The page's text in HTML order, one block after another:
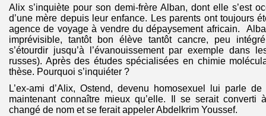
Alix s’inquiète pour son demi-frère Alban, dont elle s’est
d’une mère depuis leur enfance. Les parents ont toujours
agence de voyage à vendre du dépaysement africain.
imprévisible, tantôt bon élève tantôt cancre, peu
s’étourdir jusqu’à l’évanouissement par exemple dans
russes). Après des études spécialisées en chimie
thèse. Pourquoi s’inquiéter ?
L’ex-ami d’Alix, Ostend, devenu homosexuel lui parle
maintenant connaître mieux qu’elle. Il se serait converti
changé de nom et se ferait appeler Abdelkrim Youssef.